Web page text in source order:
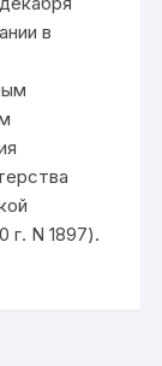
в
г. N 1897).